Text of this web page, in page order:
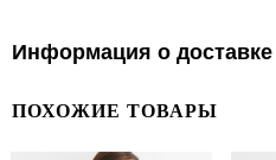
Информация о доставке
ПОХОЖИЕ ТОВАРЫ